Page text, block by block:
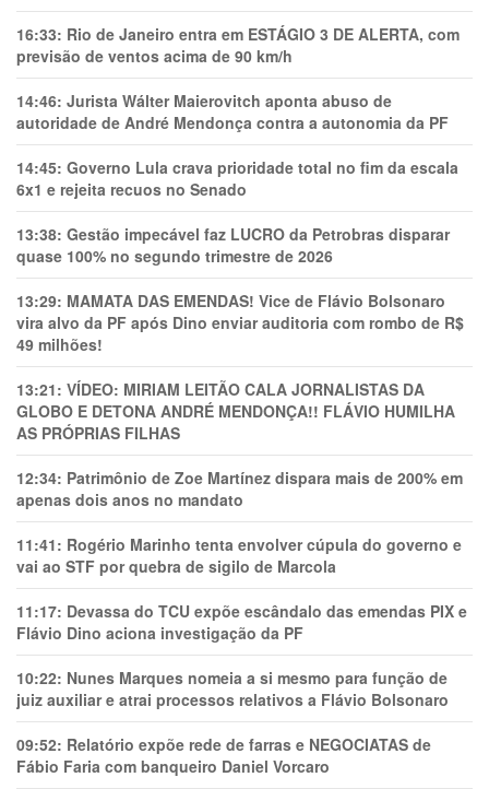
16:33: Rio de Janeiro entra em ESTÁGIO 3 DE ALERTA, com
previsão de ventos acima de 90 km/h
14:46: Jurista Wálter Maierovitch aponta abuso de
autoridade de André Mendonça contra a autonomia da PF
14:45: Governo Lula crava prioridade total no fim da escala
6x1 e rejeita recuos no Senado
13:38: Gestão impecável faz LUCRO da Petrobras disparar
quase 100% no segundo trimestre de 2026
13:29: MAMATA DAS EMENDAS! Vice de Flávio Bolsonaro
vira alvo da PF após Dino enviar auditoria com rombo de R$
49 milhões!
13:21: VÍDEO: MIRIAM LEITÃO CALA JORNALISTAS DA
GLOBO E DETONA ANDRÉ MENDONÇA!! FLÁVIO HUMILHA
AS PRÓPRIAS FILHAS
12:34: Patrimônio de Zoe Martínez dispara mais de 200% em
apenas dois anos no mandato
11:41: Rogério Marinho tenta envolver cúpula do governo e
vai ao STF por quebra de sigilo de Marcola
11:17: Devassa do TCU expõe escândalo das emendas PIX e
Flávio Dino aciona investigação da PF
10:22: Nunes Marques nomeia a si mesmo para função de
juiz auxiliar e atrai processos relativos a Flávio Bolsonaro
09:52: Relatório expõe rede de farras e NEGOCIATAS de
Fábio Faria com banqueiro Daniel Vorcaro